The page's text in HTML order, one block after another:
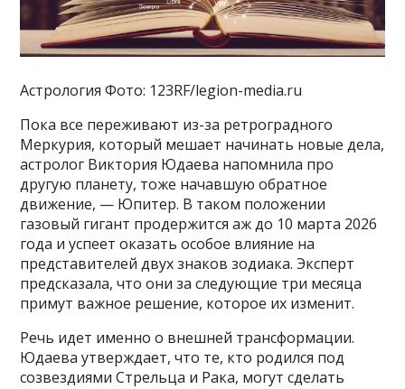
Астрология Фото: 123RF/legion-media.ru
Пока все переживают из-за ретроградного
Меркурия, который мешает начинать новые дела,
астролог Виктория Юдаева напомнила про
другую планету, тоже начавшую обратное
движение, — Юпитер. В таком положении
газовый гигант продержится аж до 10 марта 2026
года и успеет оказать особое влияние на
представителей двух знаков зодиака. Эксперт
предсказала, что они за следующие три месяца
примут важное решение, которое их изменит.
Речь идет именно о внешней трансформации.
Юдаева утверждает, что те, кто родился под
созвездиями Стрельца и Рака, могут сделать